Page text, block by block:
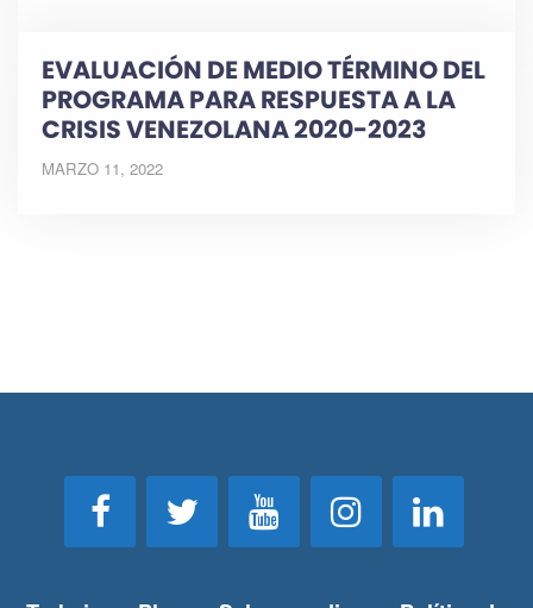
EVALUACIÓN DE MEDIO TÉRMINO DEL
PROGRAMA PARA RESPUESTA A LA
CRISIS VENEZOLANA 2020-2023
MARZO 11, 2022